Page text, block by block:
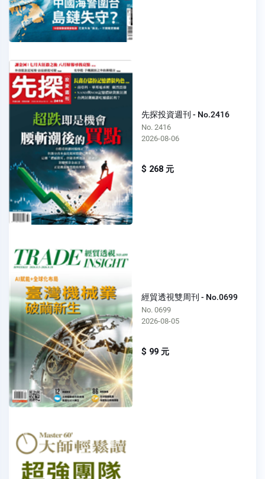
先探投資週刊 - No.2416
No. 2416
2026-08-06
$ 268 元
經貿透視雙周刊 - No.0699
No. 0699
2026-08-05
$ 99 元